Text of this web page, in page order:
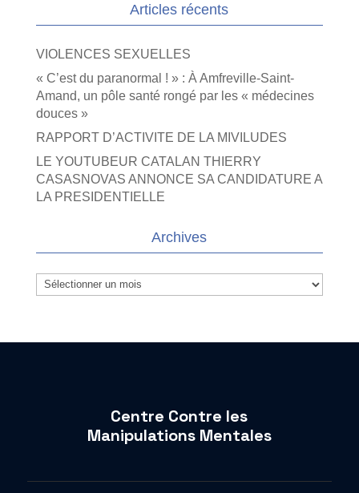
Articles récents
VIOLENCES SEXUELLES
« C’est du paranormal ! » : À Amfreville-Saint-
Amand, un pôle santé rongé par les « médecines
douces »
RAPPORT D’ACTIVITE DE LA MIVILUDES
LE YOUTUBEUR CATALAN THIERRY
CASASNOVAS ANNONCE SA CANDIDATURE A
LA PRESIDENTIELLE
Archives
Archives
Centre Contre les
Manipulations Mentales